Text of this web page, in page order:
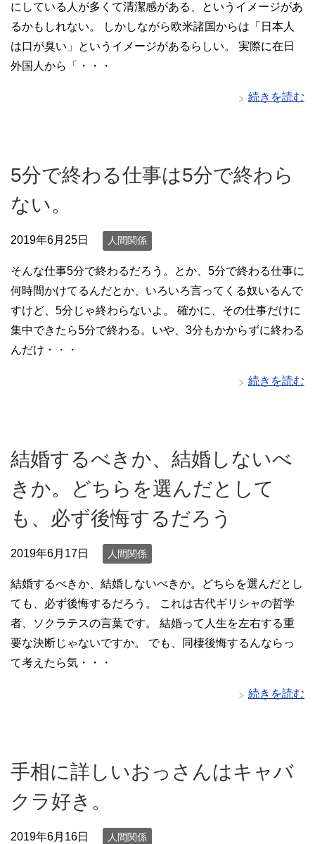
にしている人が多くて清潔感がある、というイメージがあ
るかもしれない。 しかしながら欧米諸国からは「日本人
は口が臭い」というイメージがあるらしい。 実際に在日
外国人から「・・・
続きを読む
5分で終わる仕事は5分で終わら
ない。
2019年6月25日 人間関係
そんな仕事5分で終わるだろう。とか、5分で終わる仕事に
何時間かけてるんだとか、いろいろ言ってくる奴いるんで
すけど、5分じゃ終わらないよ。 確かに、その仕事だけに
集中できたら5分で終わる。いや、3分もかからずに終わる
んだけ・・・
続きを読む
結婚するべきか、結婚しないべ
きか。どちらを選んだとして
も、必ず後悔するだろう
2019年6月17日 人間関係
結婚するべきか、結婚しないべきか。どちらを選んだとし
ても、必ず後悔するだろう。 これは古代ギリシャの哲学
者、ソクラテスの言葉です。 結婚って人生を左右する重
要な決断じゃないですか。 でも、同棲後悔するんならっ
て考えたら気・・・
続きを読む
手相に詳しいおっさんはキャバ
クラ好き。
2019年6月16日 人間関係